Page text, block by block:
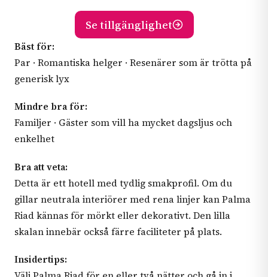
Se tillgänglighet
Bäst för:
Par · Romantiska helger · Resenärer som är trötta på
generisk lyx
Mindre bra för:
Familjer · Gäster som vill ha mycket dagsljus och
enkelhet
Bra att veta:
Detta är ett hotell med tydlig smakprofil. Om du
gillar neutrala interiörer med rena linjer kan Palma
Riad kännas för mörkt eller dekorativt. Den lilla
skalan innebär också färre faciliteter på plats.
Insidertips: